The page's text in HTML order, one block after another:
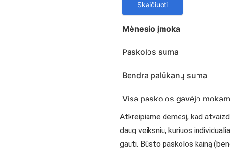
Mėnesio įmoka
Paskolos suma
Bendra palūkanų suma
Visa paskolos gavėjo
Atkreipiame dėmesį, kad
daug veiksnių, kuriuos
gauti. Būsto paskolos kainą